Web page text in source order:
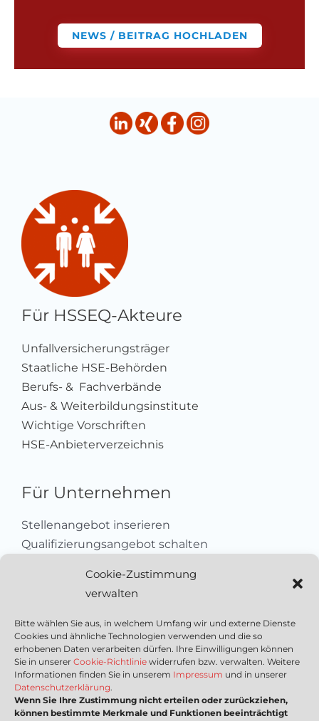
Cookie-Zustimmung
verwalten
Bitte wählen Sie aus, in welchem Umfang wir und externe Dienste
Cookies und ähnliche Technologien verwenden und die so
erhobenen Daten verarbeiten dürfen. Ihre Einwilligungen können
Sie in unserer Cookie-Richtlinie widerrufen bzw. verwalten. Weitere
Informationen finden Sie in unserem Impressum und in unserer
Datenschutzerklärung.
Wenn Sie Ihre Zustimmung nicht erteilen oder zurückziehen,
können bestimmte Merkmale und Funktionen beeinträchtigt
NEWS / BEITRAG HOCHLADEN
Für HSSEQ-Akteure
Unfallversicherungsträger
Staatliche HSE-Behörden
Berufs- & Fachverbände
Aus- & Weiterbildungsinstitute
Wichtige Vorschriften
HSE-Anbieterverzeichnis
Für Unternehmen
Stellenangebot inserieren
Qualifizierungsangebot schalten
Wichtige Links
Mediadaten
Impressum